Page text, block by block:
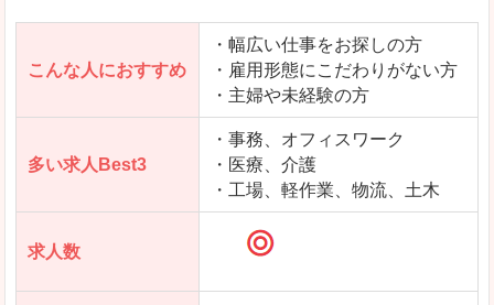
こんな人におすすめ
・幅広い仕事をお探しの方
・雇用形態にこだわりがない方
・主婦や未経験の方
多い求人Best3
・事務、オフィスワーク
・医療、介護
・工場、軽作業、物流、土木
求人数